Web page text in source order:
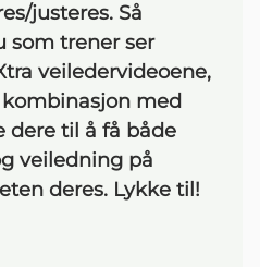
justeres. Så
som trener ser
veiledervideoene,
med
dere til å få både
veiledning på
deres. Lykke til!